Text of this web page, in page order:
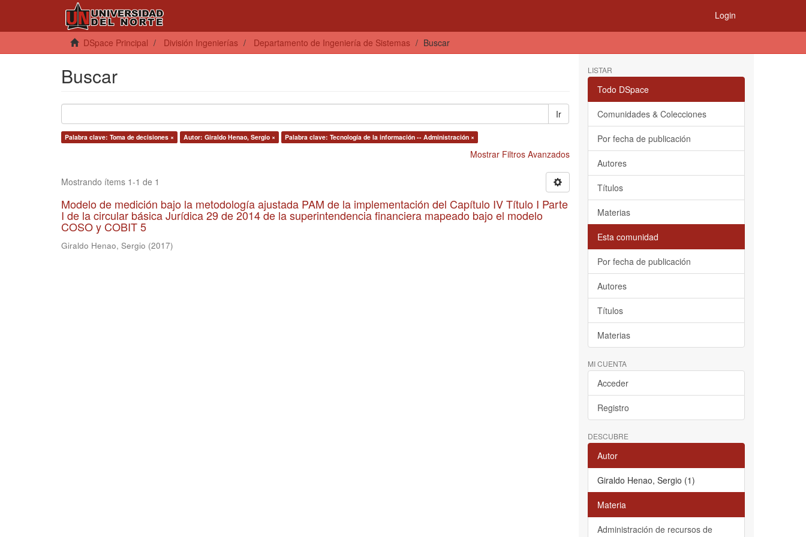
Login
DSpace Principal División Ingenierías Departamento de Ingeniería de Sistemas Buscar
Buscar
Ir
Palabra clave: Toma de decisiones × Autor: Giraldo Henao, Sergio × Palabra clave: Tecnología de la información -- Administración ×
Mostrar Filtros Avanzados
Mostrando ítems 1-1 de 1
Modelo de medición bajo la metodología ajustada PAM de la implementación del Capítulo IV Título I Parte
I de la circular básica Jurídica 29 de 2014 de la superintendencia financiera mapeado bajo el modelo
COSO y COBIT 5
Giraldo Henao, Sergio (2017)
LISTAR
Todo DSpace
Comunidades & Colecciones
Por fecha de publicación
Autores
Títulos
Materias
Esta comunidad
Por fecha de publicación
Autores
Títulos
Materias
MI CUENTA
Acceder
Registro
DESCUBRE
Autor
Giraldo Henao, Sergio (1)
Materia
Administración de recursos de